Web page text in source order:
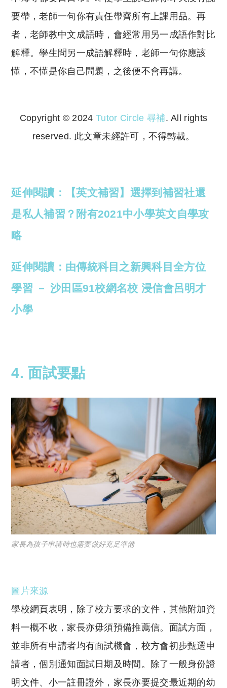
要帶，老師一句你有責任帶齊所有上課用品。再
者，老師教中文成語時，會經常用另一成語作對比
解釋。學生問另一成語解釋時，老師一句你應該
懂，不懂是你自己問題，之後便不會再講。
Copyright © 2024 Tutor Circle 尋補. All rights
reserved. 此文章未經許可，不得轉載。
延伸閱讀：【英文補習】選擇到補習社還
是私人補習？附有2021中小學英文自學攻
略
延伸閱讀：由傳統科目之新興科目全方位
學習 － 沙田區91校網名校 浸信會呂明才
小學
4. 面試要點
家長為孩子申請時也需要做好充足準備
圖片來源
學校網頁表明，除了校方要求的文件，其他附加資
料一概不收，家長亦毋須預備推薦信。面試方面，
並非所有申請者均有面試機會，校方會初步甄選申
請者，個別通知面試日期及時間。除了一般身份證
明文件、小一註冊證外，家長亦要提交最近期的幼